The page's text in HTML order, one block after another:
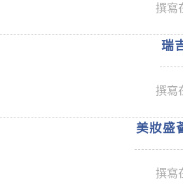
撰寫
瑞
撰寫
美妝盛
撰寫